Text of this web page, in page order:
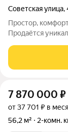
Советская улица,
Простор, комфорт и центр
Продаётся
уровень (116 м):
7 870 000 ₽
от 37 701 ₽ в
56,2 м²
2-комн.